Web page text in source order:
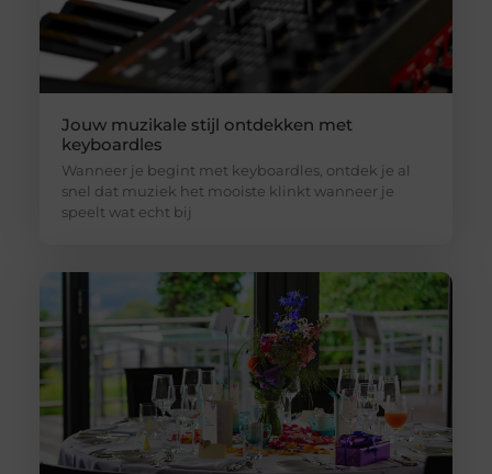
Jouw muzikale stijl ontdekken met
keyboardles
Wanneer je begint met keyboardles, ontdek je al
snel dat muziek het mooiste klinkt wanneer je
speelt wat echt bij